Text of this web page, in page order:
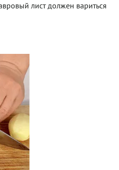
лист должен вариться